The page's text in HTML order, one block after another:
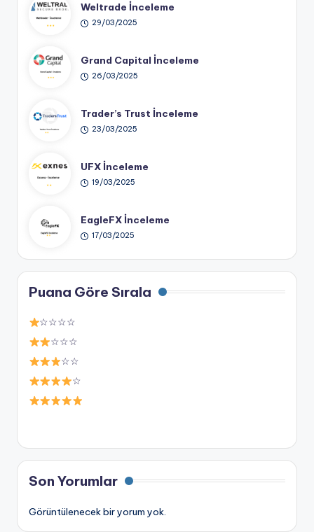
Weltrade İnceleme
29/03/2025
Grand Capital İnceleme
26/03/2025
Trader’s Trust İnceleme
23/03/2025
UFX İnceleme
19/03/2025
EagleFX İnceleme
17/03/2025
Puana Göre Sırala
☆☆☆☆
☆☆☆
☆☆
☆
Son Yorumlar
Görüntülenecek bir yorum yok.